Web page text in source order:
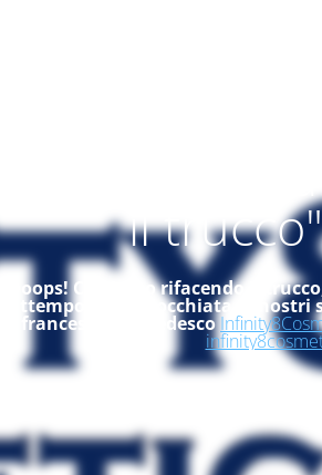
Modalità "ci
il
Ooops! Ci stiamo rifacendo il
frattempo, dai un'occhiata ai nostri
francese ed in tedesco